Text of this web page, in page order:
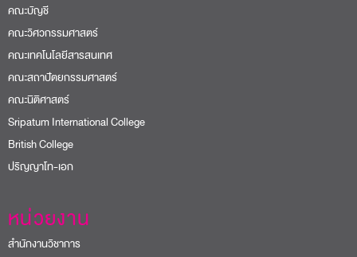
คณะบัญชี
คณะวิศวกรรมศาสตร์
คณะเทคโนโลยีสารสนเทศ
คณะสถาปัตยกรรมศาสตร์
คณะนิติศาสตร์
Sripatum International College
British College
ปริญญาโท-เอก
หน่วยงาน
สำนักงานวิชาการ